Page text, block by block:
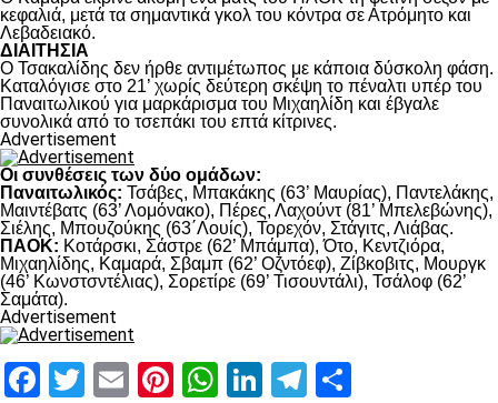
κεφαλιά, μετά τα σημαντικά γκολ του κόντρα σε Ατρόμητο και
Λεβαδειακό.
ΔΙΑΙΤΗΣΙΑ
Ο Τσακαλίδης δεν ήρθε αντιμέτωπος με κάποια δύσκολη φάση.
Καταλόγισε στο 21’ χωρίς δεύτερη σκέψη το πέναλτι υπέρ του
Παναιτωλικού για μαρκάρισμα του Μιχαηλίδη και έβγαλε
συνολικά από το τσεπάκι του επτά κίτρινες.
Advertisement
Οι συνθέσεις των δύο ομάδων:
Παναιτωλικός: Τσάβες, Μπακάκης (63’ Μαυρίας), Παντελάκης,
Μαιντέβατς (63’ Λομόνακο), Πέρες, Λαχούντ (81’ Μπελεβώνης),
Σιέλης, Μπουζούκης (63΄Λουίς), Τορεχόν, Στάγιτς, Λιάβας.
ΠΑΟΚ: Κοτάρσκι, Σάστρε (62’ Μπάμπα), Ότο, Κεντζιόρα,
Μιχαηλίδης, Καμαρά, Σβαμπ (62’ Οζντόεφ), Ζίβκοβιτς, Μουργκ
(46’ Κωνστσντέλιας), Σορετίρε (69’ Τισουντάλι), Τσάλοφ (62’
Σαμάτα).
Advertisement
Facebook
Twitter
EmailPinterest
WhatsApp
LinkedIn
Telegram